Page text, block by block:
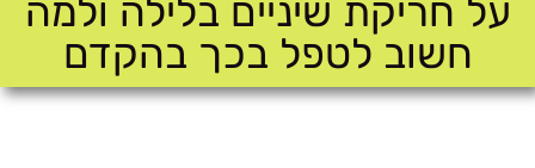
על חריקת שיניים בלילה ולמה
חשוב לטפל בכך בהקדם